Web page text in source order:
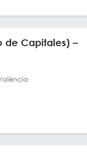
de Capitales) –